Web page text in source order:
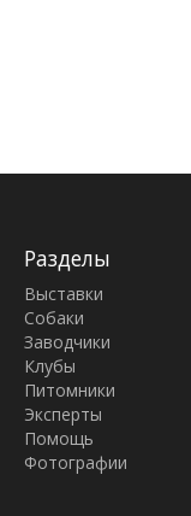
Разделы
Выставки
Собаки
Заводчики
Клубы
Питомники
Эксперты
Помощь
Фотографии